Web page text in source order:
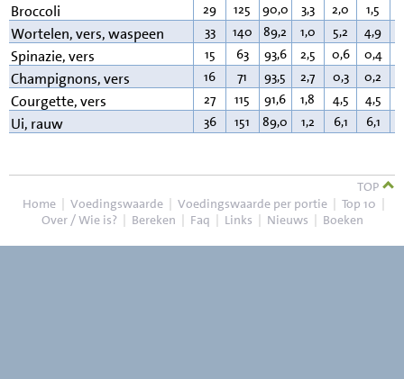
Broccoli 29 125 90,0 3,3 2,0 1,5
Wortelen, vers, waspeen 33 140 89,2 1,0 5,2 4,9
Spinazie, vers 15 63 93,6 2,5 0,6 0,4
Champignons, vers 16 71 93,5 2,7 0,3 0,2
Courgette, vers 27 115 91,6 1,8 4,5 4,5
Ui, rauw 36 151 89,0 1,2 6,1 6,1
TOP
Home | Voedingswaarde | Voedingswaarde per portie | Top 10 |
Over / Wie is? | Bereken | Faq | Links | Nieuws | Boeken